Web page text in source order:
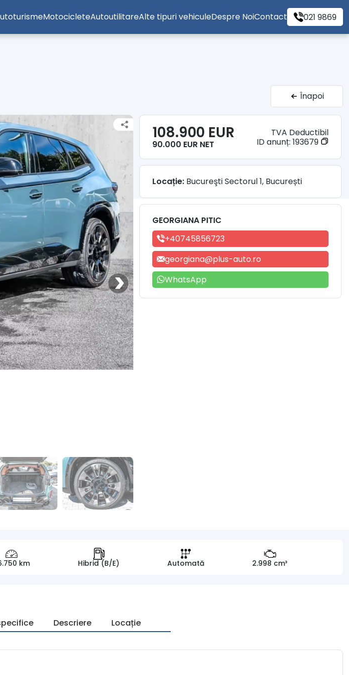
MotocicleteAutoutilitareAlte tipuri vehiculeDespre NoiContact 021 9869
Înapoi
km Hibrid (B/E) Automată 2.998 cm³
Descriere Locație
108.900 EUR
90.000 EUR NET
TVA Deductibil
ID anunț: 193679
Locație: Bucureşti Sectorul 1, București
GEORGIANA PITIC
+40745856723
georgiana@plus-auto.ro
WhatsApp